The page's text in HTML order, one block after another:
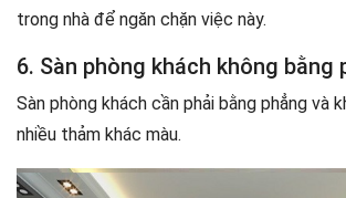
trong nhà để ngăn chặn việc này.
6. Sàn phòng khách không bằng
Sàn phòng khách cần phải bằng phẳng và
nhiều thảm khác màu.